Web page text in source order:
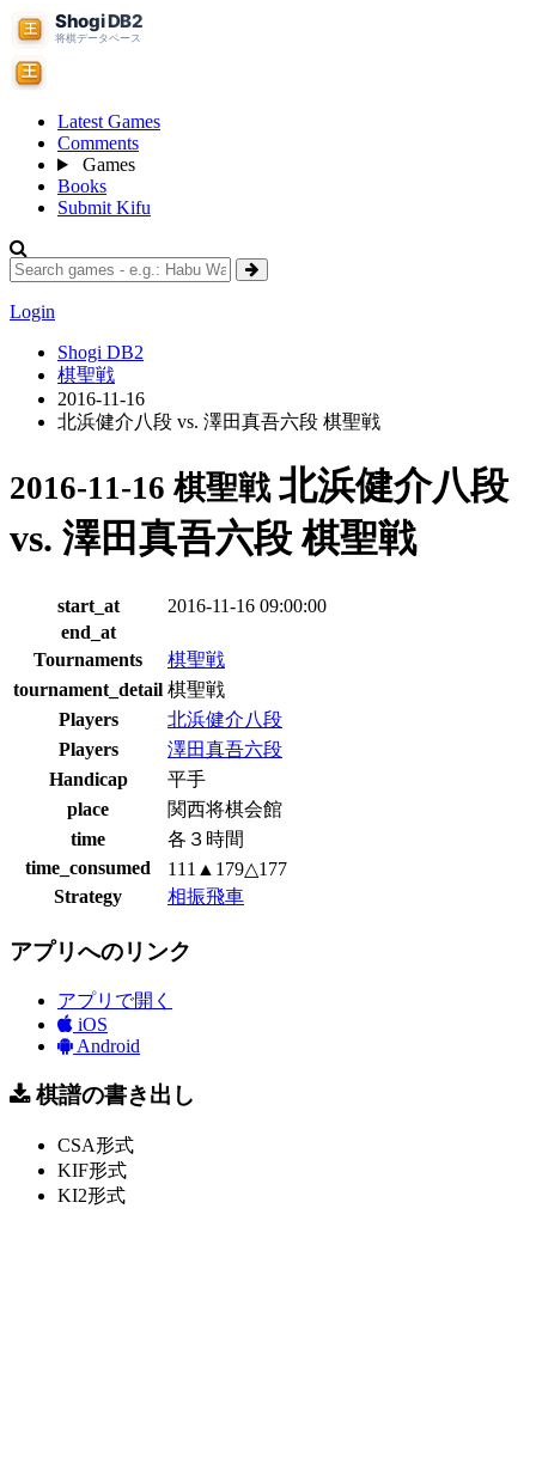
Latest Games
Comments
Games
Books
Submit Kifu
Login
Shogi DB2
棋聖戦
2016-11-16
北浜健介八段 vs. 澤田真吾六段 棋聖戦
2016-11-16 棋聖戦 北浜健介八段
vs. 澤田真吾六段 棋聖戦
start_at
2016-11-16 09:00:00
end_at
Tournaments
棋聖戦
tournament_detail 棋聖戦
Players
北浜健介八段
Players
澤田真吾六段
Handicap
平手
place
関西将棋会館
time
各３時間
time_consumed
111▲179△177
Strategy
相振飛車
アプリへのリンク
アプリで開く
iOS
Android
棋譜の書き出し
CSA形式
KIF形式
KI2形式